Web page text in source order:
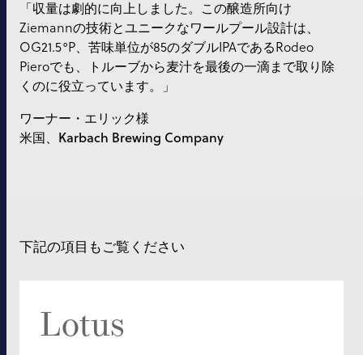
「収量は劇的に向上しました。この醸造所向け
Ziemannの技術とユニークなワールプール設計は、
OG21.5°P、苦味単位が85のダブルIPAであるRodeo
Pieroでも、トルーブから麦汁を最後の一滴まで取り除
くのに役立っています。」
ワーナー・エリック様
米国、Karbach Brewing Company
下記の項目もご覧ください
Lotus